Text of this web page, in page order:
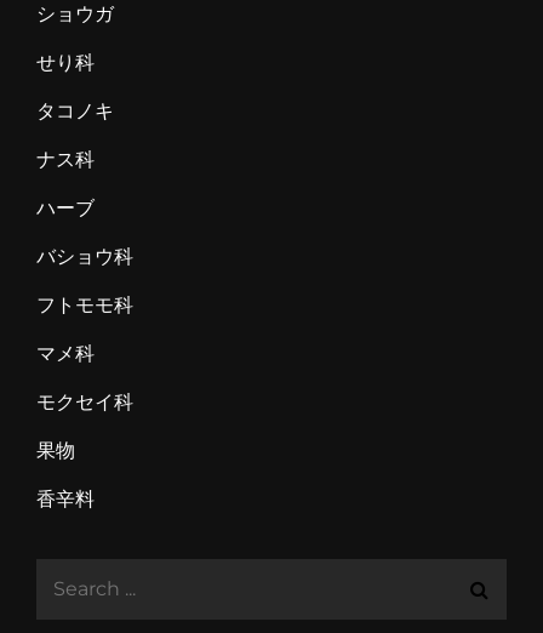
ショウガ
せり科
タコノキ
ナス科
ハーブ
バショウ科
フトモモ科
マメ科
モクセイ科
果物
香辛料